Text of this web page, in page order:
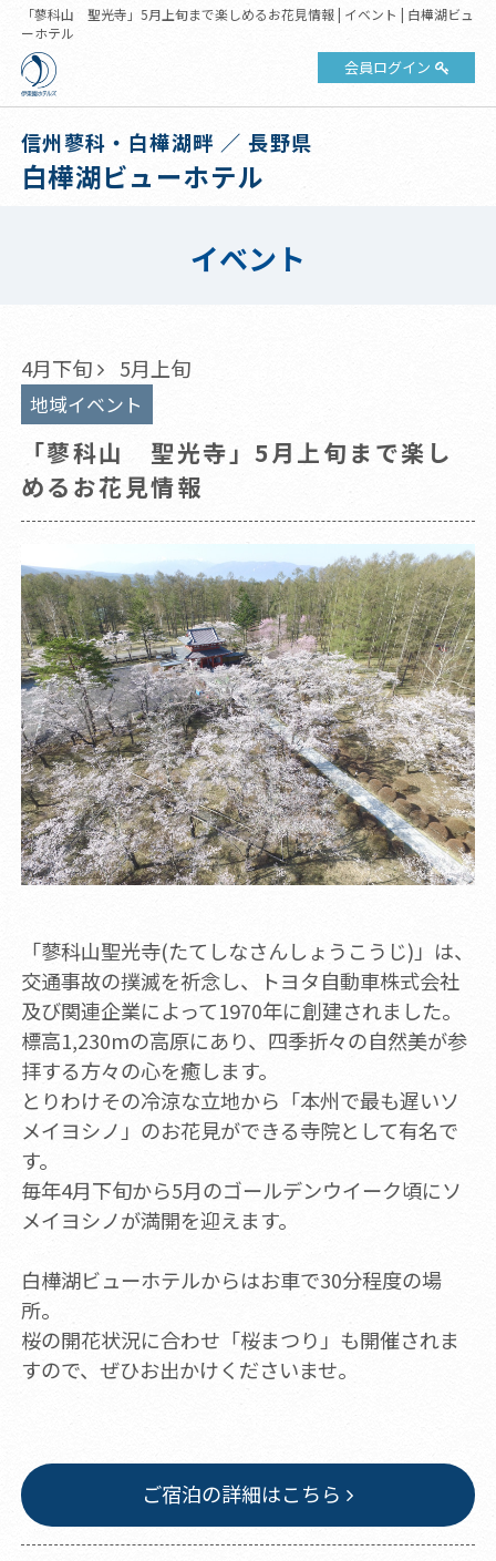
「蓼科山 聖光寺」5月上旬まで楽しめるお花見情報 | イベント | 白樺湖ビュ
ーホテル
会員ログイン
信州蓼科・白樺湖畔 ／ 長野県
白樺湖ビューホテル
イベント
4月下旬 5月上旬
地域イベント
「蓼科山 聖光寺」5月上旬まで楽し
めるお花見情報
「蓼科山聖光寺(たてしなさんしょうこうじ)」は、
交通事故の撲滅を祈念し、トヨタ自動車株式会社
及び関連企業によって1970年に創建されました。
標高1,230mの高原にあり、四季折々の自然美が参
拝する方々の心を癒します。
とりわけその冷涼な立地から「本州で最も遅いソ
メイヨシノ」のお花見ができる寺院として有名で
す。
毎年4月下旬から5月のゴールデンウイーク頃にソ
メイヨシノが満開を迎えます。
白樺湖ビューホテルからはお車で30分程度の場
所。
桜の開花状況に合わせ「桜まつり」も開催されま
すので、ぜひお出かけくださいませ。
ご宿泊の詳細はこちら